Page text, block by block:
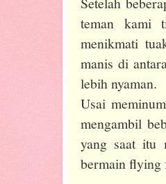
teman kami
menikmati
manis di
lebih nyaman.
Usai
mengambil
yang saat itu
bermain flying